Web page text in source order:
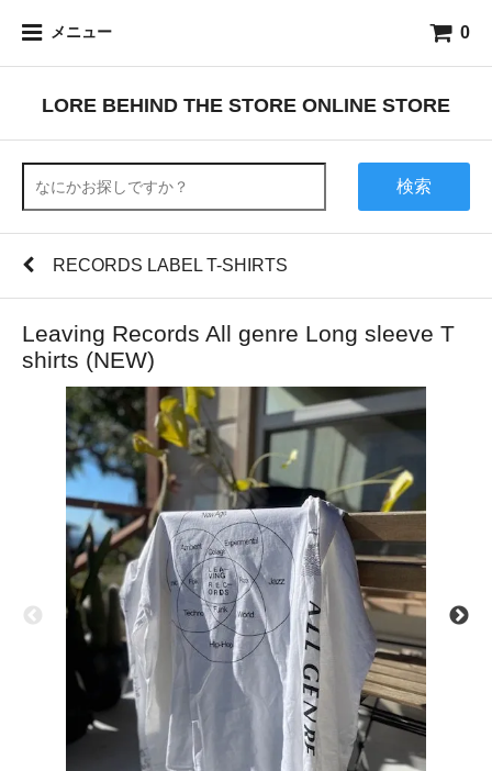
メニュー 0
LORE BEHIND THE STORE ONLINE STORE
検索
RECORDS LABEL T-SHIRTS
Leaving Records All genre Long sleeve T
shirts (NEW)